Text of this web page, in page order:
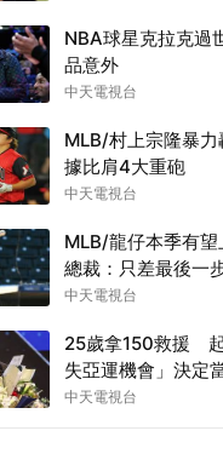
NBA球星克拉克
品意外
中天電視台
MLB/村上宗隆暴
據比肩4大重砲
中天電視台
MLB/龍仔本季有
總裁：只差最後一
中天電視台
25歲拿150救援
失亞運機會」決定
中天電視台